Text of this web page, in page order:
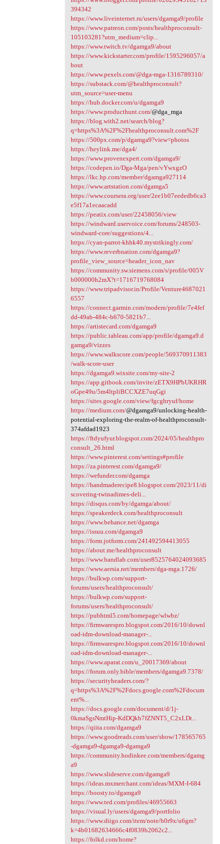
394342
https://www.liveinternet.ru/users/dgamga9/profile
https://www.patreon.com/posts/healthproconsult-
105103281?utm_medium=clip...
https://www.twitch.tv/dgamga9/about
https://www.kickstarter.com/profile/1595296057/a
bout
https://www.pexels.com/@dga-mga-1316789310/
https://substack.com/@healthproconsult?
utm_source=user-menu
https://hub.docker.com/u/dgamga9
https://www.producthunt.com/@dga_mga
https://blog.with2.net/search/blog?
q=https%3A%2F%2Fhealthproconsult.com%2F
https://500px.com/p/dgamga9?view=photos
https://heylink.me/dga4/
https://www.provenexpert.com/dgamga9/
https://codepen.io/Dga-Mga/pen/vYwxgzO
https://lkc.hp.com/member/dgamga927114
https://www.artstation.com/dgamga5
https://www.coursera.org/user/2ee1b07eededb6ca3
e5f17a1ecaacadd
https://peatix.com/user/22458056/view
https://windward.uservoice.com/forums/248503-
windward-core/suggestions/4...
https://cyan-parrot-khhk40.mystrikingly.com/
https://www.reverbnation.com/dgamga9?
profile_view_source=header_icon_nav
https://community.sw.siemens.com/s/profile/005V
b000000h2mX?t=1716719768084
https://www.tripadvisor.in/Profile/Venture4687021
6557
https://connect.garmin.com/modern/profile/7e4fef
dd-49ab-484c-b670-5821b7...
https://artistecard.com/dgamga9
https://public.tableau.com/app/profile/dgamga9.d
gamga9/vizzes
https://www.walkscore.com/people/569370911383
/walk-score-user
https://dgamga9.wixsite.com/my-site-2
https://app.gitbook.com/invite/zETX9HPbUKRHR
oGpe49u/5m4ltpliBCCXZE7uqGgi
https://sites.google.com/view/fgcghryuf/home
https://medium.com/@dgamga9/unlocking-health-
potential-exploring-the-realm-of-healthproconsult-
374afdad1923
https://ftdyufyur.blogspot.com/2024/05/healthpro
consult_26.html
https://www.pinterest.com/settings#profile
https://za.pinterest.com/dgamga9/
https://wefunder.com/dgamga
https://handmaderecipe8.blogspot.com/2023/11/di
scovering-twinadimes-deli...
https://disqus.com/by/dgamga/about/
https://speakerdeck.com/healthproconsult
https://www.behance.net/dgamga
https://issuu.com/dgamga9
https://form.jotform.com/241492594413055
https://about.me/healthproconsult
https://www.bandlab.com/user8525764024093685
https://www.aersia.net/members/dga-mga.1726/
https://bulkwp.com/support-
forums/users/healthproconsult/
https://bulkwp.com/support-
forums/users/healthproconsult/
https://pubhtml5.com/homepage/wlwbz/
https://firmwarespro.blogspot.com/2016/10/downl
oad-idm-download-manager-...
https://firmwarespro.blogspot.com/2016/10/downl
oad-idm-download-manager-...
https://www.aparat.com/u_20017369/about
https://forum.only.bible/members/dgamga9.7378/
https://securityheaders.com/?
q=https%3A%2F%2Fdocs.google.com%2Fdocum
ent%...
https://docs.google.com/document/d/1j-
0kmaSgsNmtHip-KdDQkb7fZNNT5_C2xLDt...
https://qiita.com/dgamga9
https://www.goodreads.com/user/show/178565765
-dgamga9-dgamga9-dgamga9
https://community.hodinkee.com/members/dgamg
a9
https://www.slideserve.com/dgamga9
https://ideas.mxmerchant.com/ideas/MXM-I-684
https://boosty.to/dgamga9
https://www.ted.com/profiles/46955663
https://visual.ly/users/dgamga9/portfolio
https://www.diigo.com/item/note/b0r9x/u6gm?
k=4b01682634666c4f0839b2062c2...
https://folkd.com/home?